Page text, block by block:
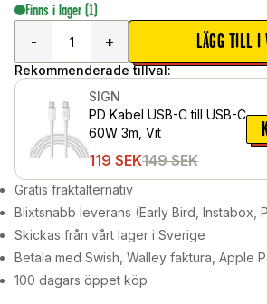
Finns i lager (1)
-
+ LÄGG TILL I
Rekommenderade tillval:
SIGN
PD Kabel USB-C till USB-C
60W 3m, Vit
119 SEK149 SEK
Gratis fraktalternativ
Blixtsnabb leverans (Early Bird, Instabox,
Skickas från vårt lager i Sverige
Betala med Swish, Walley faktura, Apple
100 dagars öppet köp